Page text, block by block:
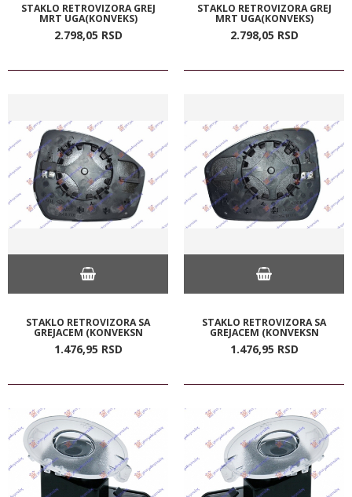
STAKLO RETROVIZORA GREJ
MRT UGA(KONVEKS)
2.798,05 RSD
STAKLO RETROVIZORA GREJ
MRT UGA(KONVEKS)
2.798,05 RSD
STAKLO RETROVIZORA SA
GREJACEM (KONVEKSN
1.476,95 RSD
STAKLO RETROVIZORA SA
GREJACEM (KONVEKSN
1.476,95 RSD